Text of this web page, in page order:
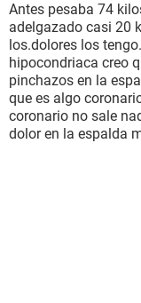
Antes pesaba 74
adelgazado casi 20
los.dolores los
hipocondriaca creo
pinchazos en la
que es algo
coronario no sale
dolor en la espalda